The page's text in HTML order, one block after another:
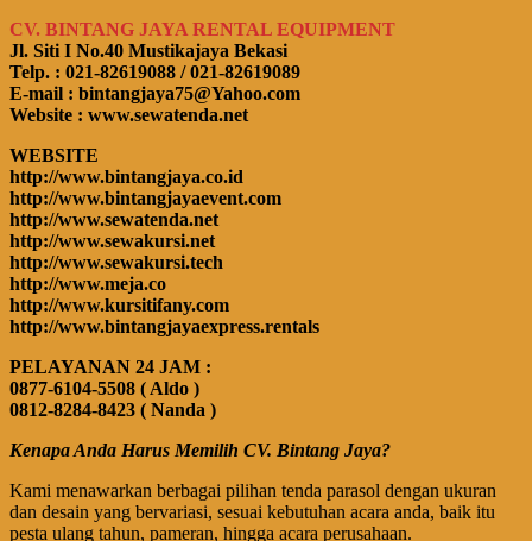
CV. BINTANG JAYA RENTAL EQUIPMENT
Jl. Siti I No.40 Mustikajaya Bekasi
Telp. : 021-82619088 / 021-82619089
E-mail : bintangjaya75@Yahoo.com
Website : www.sewatenda.net
WEBSITE
http://www.bintangjaya.co.id
http://www.bintangjayaevent.com
http://www.sewatenda.net
http://www.sewakursi.net
http://www.sewakursi.tech
http://www.meja.co
http://www.kursitifany.com
http://www.bintangjayaexpress.rentals
PELAYANAN 24 JAM :
0877-6104-5508 ( Aldo )
0812-8284-8423 ( Nanda )
Kenapa Anda Harus Memilih CV. Bintang Jaya?
Kami menawarkan berbagai pilihan tenda parasol dengan ukuran
dan desain yang bervariasi, sesuai kebutuhan acara anda, baik itu
pesta ulang tahun, pameran, hingga acara perusahaan.